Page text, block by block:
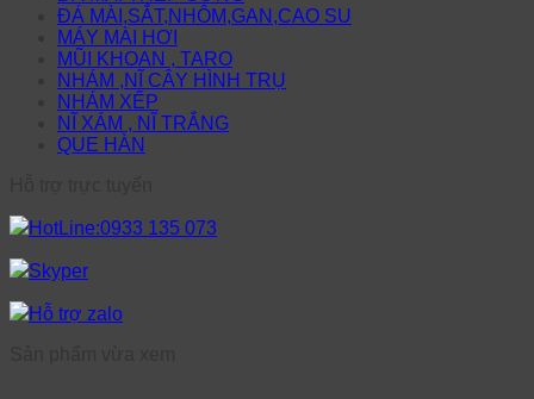
ĐÁ MÀI,SẮT,NHÔM,GAN,CAO SU
MÁY MÀI HƠI
MŨI KHOAN , TARO
NHÁM ,NĨ CÂY HÌNH TRỤ
NHÁM XẾP
NĨ XÁM , NĨ TRẮNG
QUE HÀN
HotLine:0933 135 073
Skyper
Hỗ trợ zalo